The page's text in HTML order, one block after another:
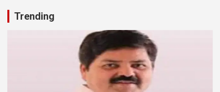
Trending